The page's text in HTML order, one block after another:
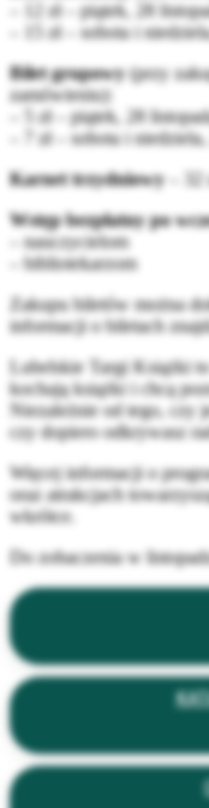
– 12 zł – piątek, 28
– 15 zł – sobota i
Bilet grupowy(przy
zamówieniu):
– 5 zł – piątek, 28
– 7 zł – sobota i
Karnet trzydniowy– 32
Wstęp bezpłatny po
– nauczycielom
– bibliotekarzom
Zakupu biletów można
informacji o biletach
Lubelskie Targi Książki
kochają książki i chcą
Niezależnie od tego, czy
czy dopiero odkrywasz
Więcej informacji o
oraz atrakcjach
wkrótce.
Do zobaczenia w